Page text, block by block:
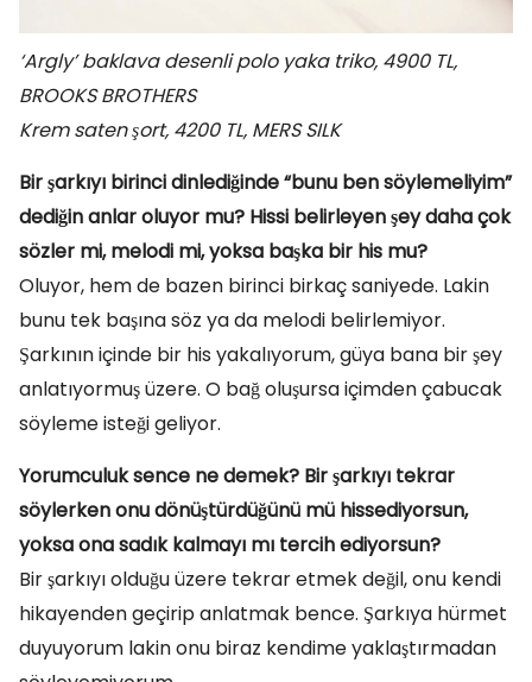
‘Argly’ baklava desenli polo yaka triko, 4900 TL,
BROOKS BROTHERS
Krem saten şort, 4200 TL, MERS SILK
Bir şarkıyı birinci dinlediğinde “bunu ben söylemeliyim”
dediğin anlar oluyor mu? Hissi belirleyen şey daha çok
sözler mi, melodi mi, yoksa başka bir his mu?
Oluyor, hem de bazen birinci birkaç saniyede. Lakin
bunu tek başına söz ya da melodi belirlemiyor.
Şarkının içinde bir his yakalıyorum, güya bana bir şey
anlatıyormuş üzere. O bağ oluşursa içimden çabucak
söyleme isteği geliyor.
Yorumculuk sence ne demek? Bir şarkıyı tekrar
söylerken onu dönüştürdüğünü mü hissediyorsun,
yoksa ona sadık kalmayı mı tercih ediyorsun?
Bir şarkıyı olduğu üzere tekrar etmek değil, onu kendi
hikayenden geçirip anlatmak bence. Şarkıya hürmet
duyuyorum lakin onu biraz kendime yaklaştırmadan